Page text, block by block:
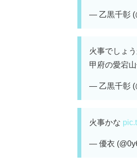
— 乙黒千彰
火事でしょう
甲府の愛宕
— 乙黒千彰
火事かな
— 優衣